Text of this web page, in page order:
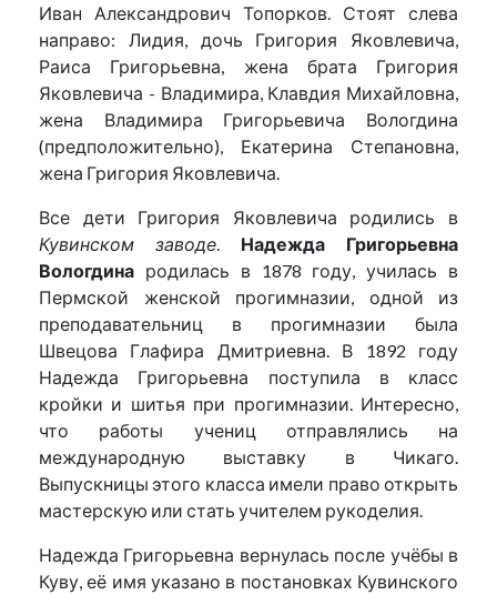
Иван Александрович Топорков. Стоят слева
направо: Лидия, дочь Григория Яковлевича,
Раиса Григорьевна, жена брата Григория
Яковлевича - Владимира, Клавдия Михайловна,
жена Владимира Григорьевича Вологдина
(предположительно), Екатерина Степановна,
жена Григория Яковлевича.
Все дети Григория Яковлевича родились в
Кувинском заводе. Надежда Григорьевна
Вологдина родилась в 1878 году, училась в
Пермской женской прогимназии, одной из
преподавательниц в прогимназии была
Швецова Глафира Дмитриевна. В 1892 году
Надежда Григорьевна поступила в класс
кройки и шитья при прогимназии. Интересно,
что работы учениц отправлялись на
международную выставку в Чикаго.
Выпускницы этого класса имели право открыть
мастерскую или стать учителем рукоделия.
Надежда Григорьевна вернулась после учёбы в
Куву, её имя указано в постановках Кувинского